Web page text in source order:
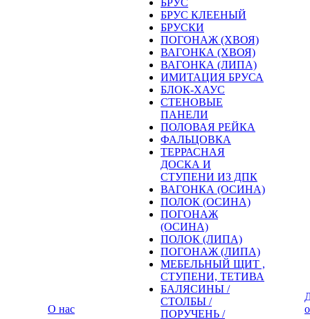
О нас
БРУС
БРУС КЛЕЕНЫЙ
БРУСКИ
ПОГОНАЖ (ХВОЯ)
ВАГОНКА (ХВОЯ)
ВАГОНКА (ЛИПА)
ИМИТАЦИЯ БРУСА
БЛОК-ХАУС
СТЕНОВЫЕ
ПАНЕЛИ
ПОЛОВАЯ РЕЙКА
ФАЛЬЦОВКА
ТЕРРАСНАЯ
ДОСКА И
СТУПЕНИ ИЗ ДПК
ВАГОНКА (ОСИНА)
ПОЛОК (ОСИНА)
ПОГОНАЖ
(ОСИНА)
ПОЛОК (ЛИПА)
ПОГОНАЖ (ЛИПА)
МЕБЕЛЬНЫЙ ЩИТ ,
СТУПЕНИ, ТЕТИВА
БАЛЯСИНЫ /
СТОЛБЫ /
ПОРУЧЕНЬ /